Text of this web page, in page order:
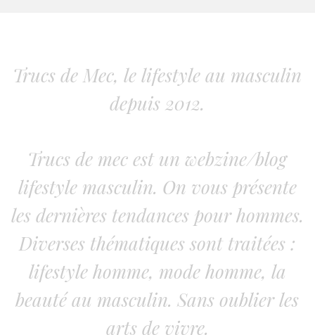
Trucs de Mec, le lifestyle au masculin
depuis 2012.
Trucs de mec est un webzine/blog
lifestyle masculin. On vous présente
les dernières tendances pour hommes.
Diverses thématiques sont traitées :
lifestyle homme, mode homme, la
beauté au masculin. Sans oublier les
arts de vivre.